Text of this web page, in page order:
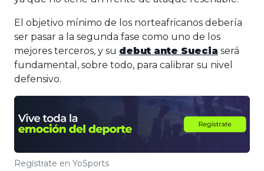
El objetivo mínimo de los norteafricanos debería
ser pasar a la segunda fase como uno de los
mejores terceros, y su debut ante Suecia será
fundamental, sobre todo, para calibrar su nivel
defensivo.
Regístrate en YoSports